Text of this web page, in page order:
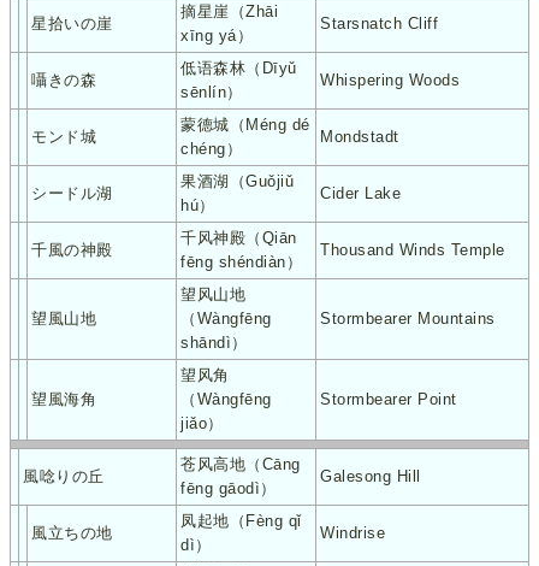
星拾いの崖
摘星崖（Zhāi
xīng yá）
Starsnatch Cliff
囁きの森
低语森林（Dīyǔ
sēnlín）
Whispering Woods
モンド城
蒙德城（Méng dé
chéng）
Mondstadt
シードル湖
果酒湖（Guǒjiǔ
hú）
Cider Lake
千風の神殿
千风神殿（Qiān
fēng shéndiàn）
Thousand Winds Temple
望風山地
望风山地
（Wàngfēng
shāndì）
Stormbearer Mountains
望風海角
望风角
（Wàngfēng
jiǎo）
Stormbearer Point
風唸りの丘
苍风高地（Cāng
fēng gāodì）
Galesong Hill
風立ちの地
凤起地（Fèng qǐ
dì）
Windrise